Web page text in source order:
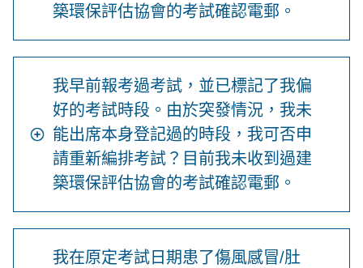
築環保評估協會的考試確認電郵。
我早前報考過考試，並已標記了我偏
好的考試時段。由於突發情況，我未
能出席本身登記過的時段，我可否申
請重新編排考試？目前我未收到過建
築環保評估協會的考試確認電郵。
我在原定考試日期患了傷風感冒/肚